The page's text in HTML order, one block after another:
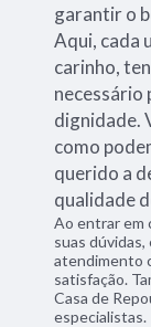
garantir o
Aqui, cada
carinho,
necessário
dignidade.
como
querido a
qualidade
Ao entrar em
suas
atendimento
satisfação.
Casa de
especialistas.